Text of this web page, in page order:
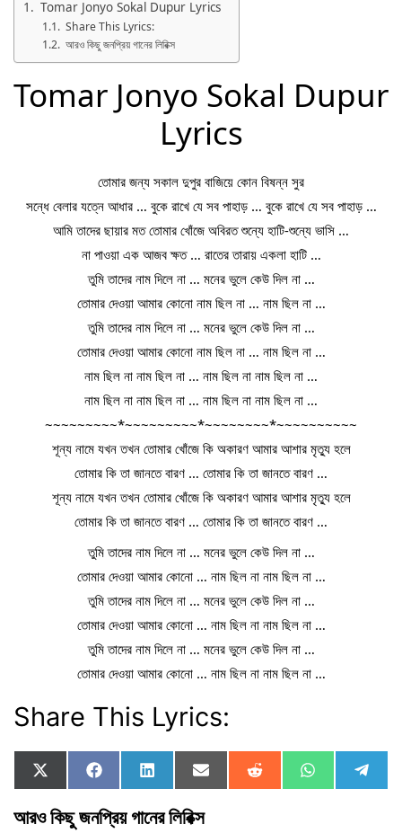
Tomar Jonyo Sokal Dupur Lyrics
Share This Lyrics:
আরও কিছু জনপ্রিয় গানের লিরিক্স
Tomar Jonyo Sokal Dupur
Lyrics
তোমার জন্য সকাল দুপুর বাজিয়ে কোন বিষন্ন সুর
সন্ধে বেলার যত্নে আধার … বুকে রাখে যে সব পাহাড় … বুকে রাখে যে সব পাহাড় …
আমি তাদের ছায়ার মত তোমার খোঁজে অবিরত শুন্যে হাটি-শুন্যে ভাসি …
না পাওয়া এক আজব ক্ষত … রাতের তারায় একলা হাটি …
তুমি তাদের নাম দিলে না … মনের ভুলে কেউ দিল না …
তোমার দেওয়া আমার কোনো নাম ছিল না … নাম ছিল না …
তুমি তাদের নাম দিলে না … মনের ভুলে কেউ দিল না …
তোমার দেওয়া আমার কোনো নাম ছিল না … নাম ছিল না …
নাম ছিল না নাম ছিল না … নাম ছিল না নাম ছিল না …
নাম ছিল না নাম ছিল না … নাম ছিল না নাম ছিল না …
~~~~~~~~~*~~~~~~~~~*~~~~~~~~*~~~~~~~~~~
শূন্য নামে যখন তখন তোমার খোঁজে কি অকারণ আমার আশার মৃত্যু হলে
তোমার কি তা জানতে বারণ … তোমার কি তা জানতে বারণ …
শূন্য নামে যখন তখন তোমার খোঁজে কি অকারণ আমার আশার মৃত্যু হলে
তোমার কি তা জানতে বারণ … তোমার কি তা জানতে বারণ …
তুমি তাদের নাম দিলে না … মনের ভুলে কেউ দিল না …
তোমার দেওয়া আমার কোনো … নাম ছিল না নাম ছিল না …
তুমি তাদের নাম দিলে না … মনের ভুলে কেউ দিল না …
তোমার দেওয়া আমার কোনো … নাম ছিল না নাম ছিল না …
তুমি তাদের নাম দিলে না … মনের ভুলে কেউ দিল না …
তোমার দেওয়া আমার কোনো … নাম ছিল না নাম ছিল না …
Share This Lyrics:
Share
on
X
(
T
w
Share
on
F
a
c
e
Share
on
L
i
k
Share
on
E
m
Share
on
R
e
Share
on
W
h
on
e
আরও কিছু জনপ্রিয় গানের লিরিক্স